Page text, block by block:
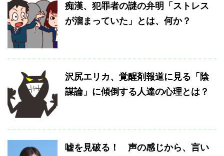
痴漢、犯罪者の謎の弁明「ストレス
が溜まっていた」とは、何か？
沢尻エリカ、覚醒剤報道に見る「陰
謀論」に傾倒する人達の心理とは？
嘘を見破る！ 声の感じから、言い